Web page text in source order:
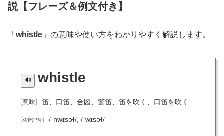
説【フレーズ＆例文付き】
「 whistle 」の意味や使い方をわかりやすく解説します。
whistle
意味 笛、口笛、合図、警笛、笛を吹く、口笛を吹く
発音記号 /ˈhwɪsəɫ/, /ˈwɪsəɫ/